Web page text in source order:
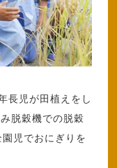
長児が田植えをし
み脱穀機での脱穀
児でおにぎりを